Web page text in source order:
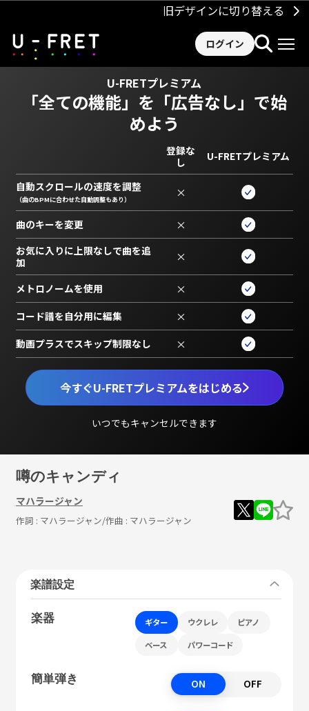
旧デザインに切り替える
ログイン
U-FRETプレミアム
「全ての機能」を 「広告なし」で始
めよう
今すぐU-FRETプレミアムをはじめる
いつでもキャンセルできます
登録な
し
U-FRETプレミアム
自動スクロールの速度を調整
（曲のBPMに合わせた自動調整もあり） ×
曲のキーを変更 ×
お気に入りに上限なしで曲を追
加
×
メトロノームを使用 ×
コード譜を自分用に編集 ×
動画プラスでスキップ制限なし ×
噂のキャンディ
マハラージャン
作詞 : マハラージャン/作曲 : マハラージャン
楽譜設定
楽器 ギター ウクレレ ピアノ
ベース パワーコード
簡単弾き ON OFF